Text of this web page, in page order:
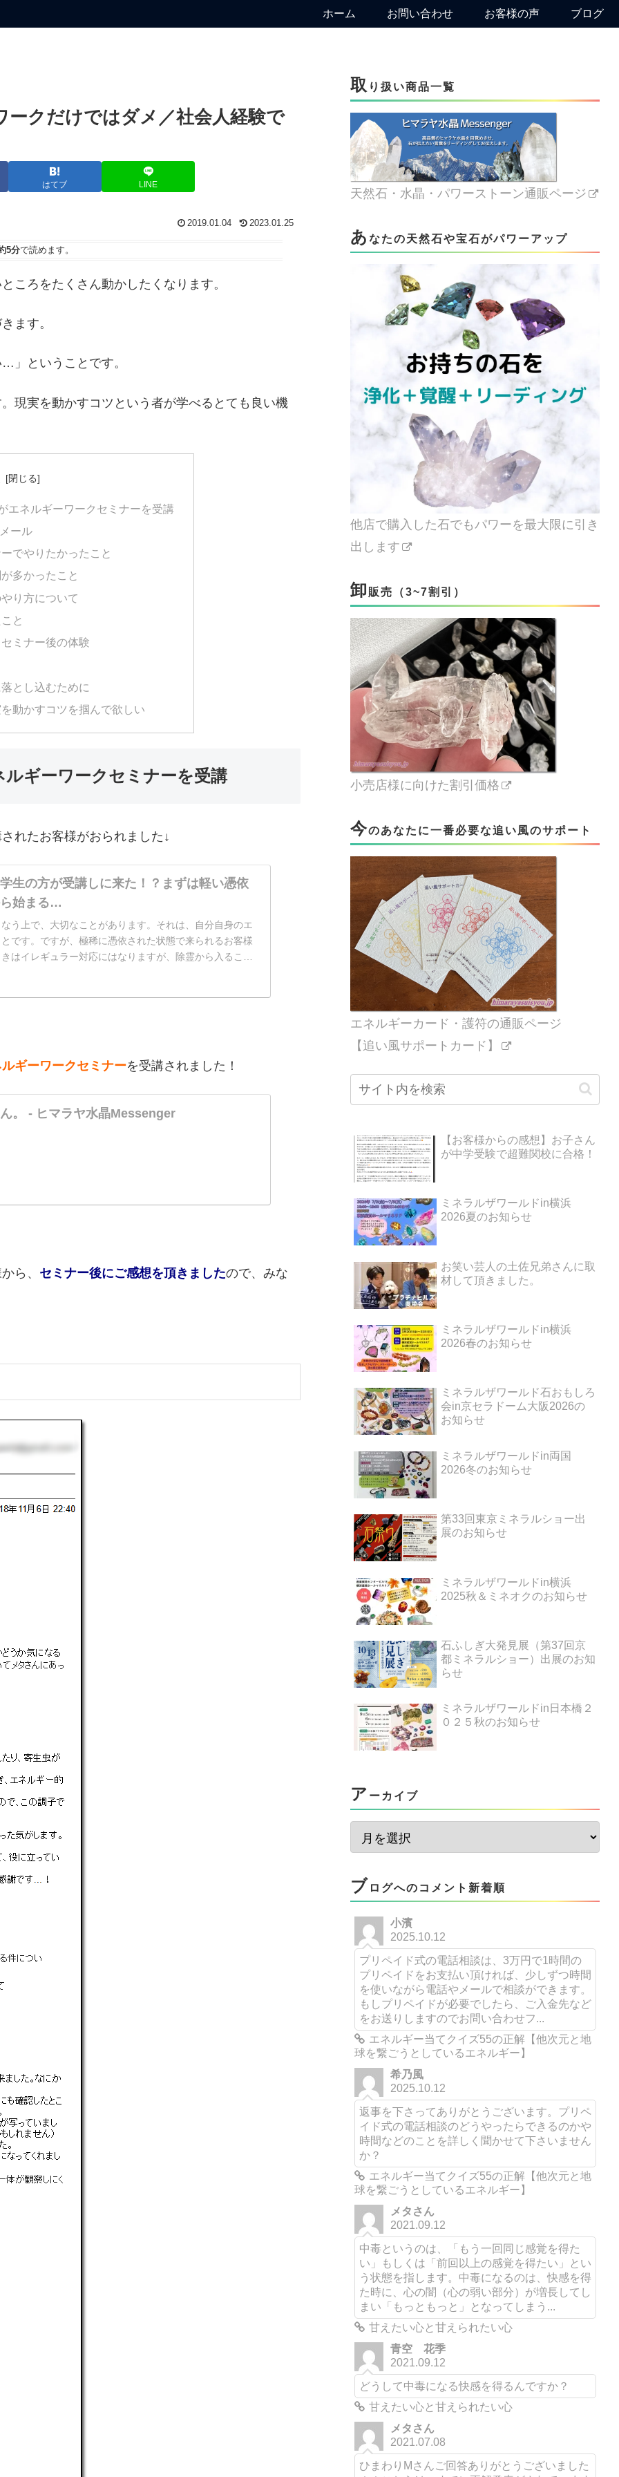
ホーム お問い合わせ お客様の声 ブログ
クだけではダメ／社会人経験で
はてブ LINE
2019.01.04 2023.01.25
5分で読めます。
ころをたくさん動かしたくなります。
ます。
」ということです。
現実を動かすコツという者が学べるとても良い機
エネルギーワークセミナーを受講
ール
でやりたかったこと
多かったこと
り方について
と
ミナー後の体験
とし込むために
動かすコツを掴んで欲しい
ギーワークセミナーを受講
れたお客様がおられました↓
生の方が受講しに来た！？まずは軽い憑依
始まる…
う上で、大切なことがあります。それは、自分自身のエ
です。ですが、極稀に憑依された状態で来られるお客様
はイレギュラー対応にはなりますが、除霊から入ること
ギーワークセミナーを受講されました！
。 - ヒマラヤ水晶Messenger
ら、 セミナー後にご感想を頂きましたので、みな
取 り扱い商品一覧
天然石・水晶・パワーストーン通販ページ
あなたの天然石や宝石がパワーアップ
他店で購入した石でもパワーを最大限に引き
出します
卸 販売（3~7割引）
小売店様に向けた割引価格
今のあなたに一番必要な追い風のサポート
エネルギーカード・護符の通販ページ
【追い風サポートカード】
【お客様からの感想】お子さん
が中学受験で超難関校に合格！
ミネラルザワールドin横浜
2026夏のお知らせ
お笑い芸人の土佐兄弟さんに取
材して頂きました。
ミネラルザワールドin横浜
2026春のお知らせ
ミネラルザワールド石おもしろ
会in京セラドーム大阪2026の
お知らせ
ミネラルザワールドin両国
2026冬のお知らせ
第33回東京ミネラルショー出
展のお知らせ
ミネラルザワールドin横浜
2025秋＆ミネオクのお知らせ
石ふしぎ大発見展（第37回京
都ミネラルショー）出展のお知
らせ
ミネラルザワールドin日本橋２
０２５秋のお知らせ
ア ーカイブ
ブ ログへのコメント新着順
小濱
2025.10.12
プリペイド式の電話相談は、3万円で1時間の
プリペイドをお支払い頂ければ、少しずつ時間
を使いながら電話やメールで相談ができます。
もしプリペイドが必要でしたら、ご入金先など
をお送りしますのでお問い合わせフ...
エネルギー当てクイズ55の正解【他次元と地
球を繋ごうとしているエネルギー】
希乃風
2025.10.12
返事を下さってありがとうございます。プリペ
イド式の電話相談のどうやったらできるのかや
時間などのことを詳しく聞かせて下さいません
か？
エネルギー当てクイズ55の正解【他次元と地
球を繋ごうとしているエネルギー】
メタさん
2021.09.12
中毒というのは、「もう一回同じ感覚を得た
い」もしくは「前回以上の感覚を得たい」とい
う状態を指します。中毒になるのは、快感を得
た時に、心の闇（心の弱い部分）が増長してし
まい「もっともっと」となってしまう...
甘えたい心と甘えられたい心
青空 花季
2021.09.12
どうして中毒になる快感を得るんですか？
甘えたい心と甘えられたい心
メタさん
2021.07.08
ひまわりMさんご回答ありがとうございました